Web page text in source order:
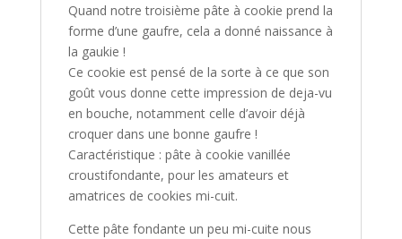
Quand notre troisième pâte à cookie prend la
forme d’une gaufre, cela a donné naissance à
la gaukie !
Ce cookie est pensé de la sorte à ce que son
goût vous donne cette impression de deja-vu
en bouche, notamment celle d’avoir déjà
croquer dans une bonne gaufre !
Caractéristique : pâte à cookie vanillée
croustifondante, pour les amateurs et
amatrices de cookies mi-cuit.
Cette pâte fondante un peu mi-cuite nous